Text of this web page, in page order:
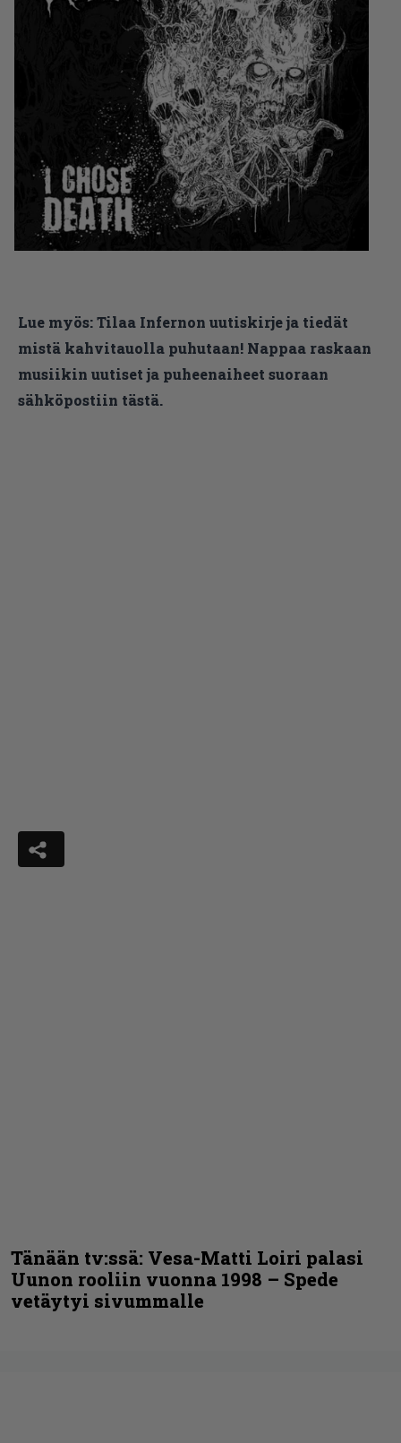
Lue myös:Tilaa Infernon uutiskirje ja tiedät
mistä kahvitauolla puhutaan! Nappaa raskaan
musiikin uutiset ja puheenaiheet suoraan
sähköpostiin tästä.
Tänään tv:ssä: Vesa-Matti Loiri palasi
Uunon rooliin vuonna 1998 – Spede
vetäytyi sivummalle